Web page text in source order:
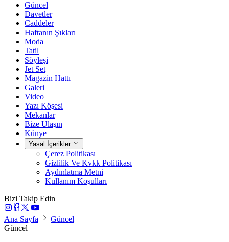
Güncel
Davetler
Caddeler
Haftanın Şıkları
Moda
Tatil
Söyleşi
Jet Set
Magazin Hattı
Galeri
Video
Yazı Köşesi
Mekanlar
Bize Ulaşın
Künye
Yasal İçerikler
Çerez Politikası
Gizlilik Ve Kvkk Politikası
Aydınlatma Metni
Kullanım Koşulları
Bizi Takip Edin
Ana Sayfa
Güncel
Güncel